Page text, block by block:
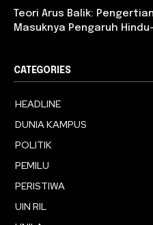
Teori Arus Balik:
Masuknya Pengaruh
CATEGORIES
HEADLINE
DUNIA KAMPUS
POLITIK
PEMILU
PERISTIWA
UIN RIL